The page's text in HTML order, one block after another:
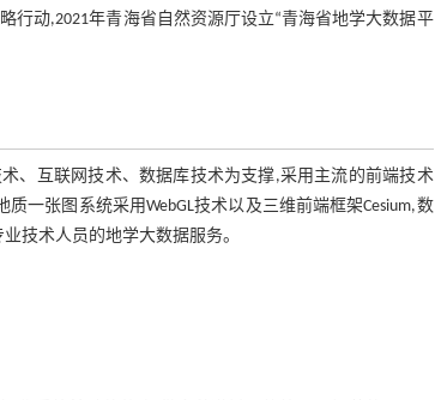
行动,2021年青海省自然资源厅设立“青海省地学大数据平
、互联网技术、数据库技术为支撑,采用主流的前端技术
质一张图系统采用WebGL技术以及三维前端框架Cesium,数
技术人员的地学大数据服务。